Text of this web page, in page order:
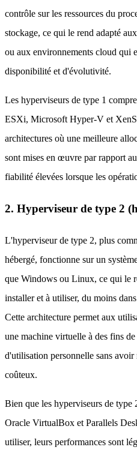
contrôle sur les ressources du
stockage, ce qui le rend adapté
ou aux environnements cloud qui
disponibilité et d'évolutivité.
Les hyperviseurs de type 1
ESXi, Microsoft Hyper-V et
architectures où une meilleure
sont mises en œuvre par rapport
fiabilité élevées lorsque les
2. Hyperviseur de type 2
L'hyperviseur de type 2, plus
hébergé, fonctionne sur un
que Windows ou Linux, ce qui le
installer et à utiliser, du moins
Cette architecture permet aux
une machine virtuelle à des fins
d'utilisation personnelle sans
coûteux.
Bien que les hyperviseurs de
Oracle VirtualBox et Parallels
utiliser, leurs performances sont